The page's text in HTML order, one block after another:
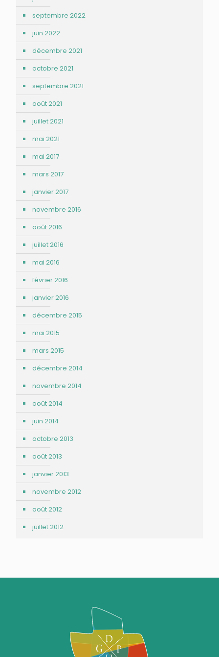
septembre 2022
juin 2022
décembre 2021
octobre 2021
septembre 2021
août 2021
juillet 2021
mai 2021
mai 2017
mars 2017
janvier 2017
novembre 2016
août 2016
juillet 2016
mai 2016
février 2016
janvier 2016
décembre 2015
mai 2015
mars 2015
décembre 2014
novembre 2014
août 2014
juin 2014
octobre 2013
août 2013
janvier 2013
novembre 2012
août 2012
juillet 2012